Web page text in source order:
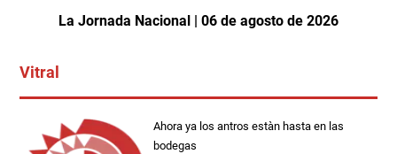
La Jornada Nacional | 06 de agosto de 2026
Vitral
Ahora ya los antros estàn hasta en las
bodegas